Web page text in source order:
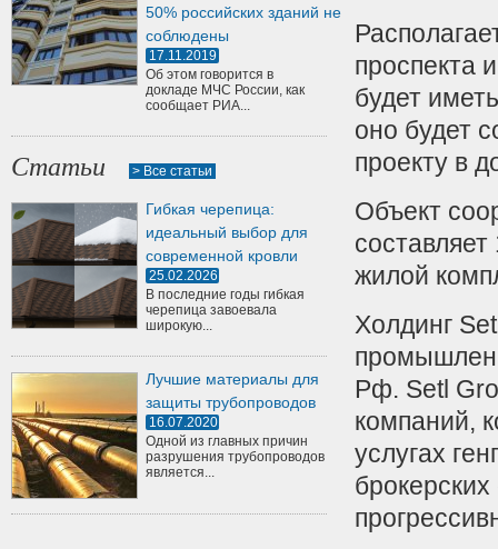
50% российских зданий не
соблюдены
17.11.2019
Об этом говорится в
докладе МЧС России, как
сообщает РИА...
Статьи > Все статьи
Гибкая черепица:
идеальный выбор для
современной кровли
25.02.2026
В последние годы гибкая
черепица завоевала
широкую...
Лучшие материалы для
защиты трубопроводов
16.07.2020
Одной из главных причин
разрушения трубопроводов
является...
проспекта
будет
оно будет
проекту в
Объект
жилой
Холдинг
Рф. Setl
компаний,
услугах